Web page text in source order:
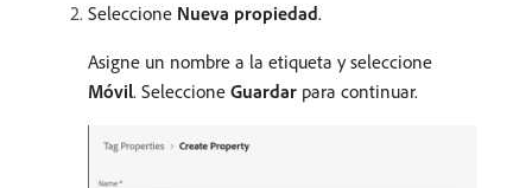
Seleccione Nueva propiedad.
Asigne un nombre a la etiqueta y seleccione
Móvil. Seleccione Guardar para continuar.